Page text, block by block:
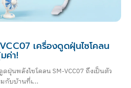
เครื่องดูดฝุ่นไซโคลน
ค่า!
ดฝุ่นพลังไซโคลน SM-VCC07 ถึงเป็นตัว
กับบ้านที่เ...